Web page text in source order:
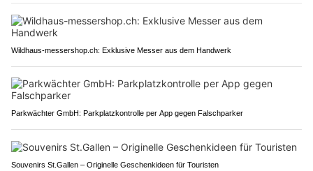
Wildhaus-messershop.ch: Exklusive Messer aus dem Handwerk
Parkwächter GmbH: Parkplatzkontrolle per App gegen Falschparker
Souvenirs St.Gallen – Originelle Geschenkideen für Touristen